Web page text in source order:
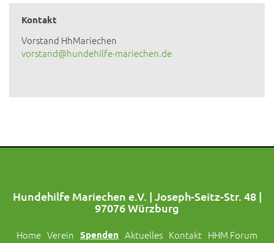
Kontakt
Vorstand HhMariechen
vorstand@hundehilfe-mariechen.de
Hundehilfe Mariechen e.V. | Joseph-Seitz-Str. 48 |
97076 Würzburg
Home Verein Spenden Aktuelles Kontakt HHM Forum